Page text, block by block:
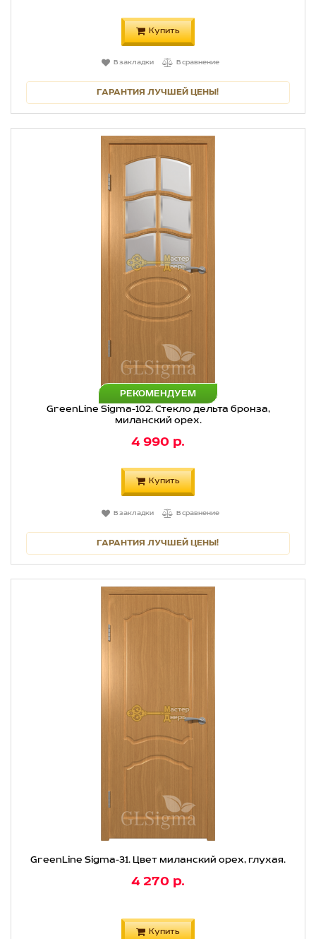
Купить
В закладки В сравнение
ГАРАНТИЯ ЛУЧШЕЙ ЦЕНЫ!
РЕКОМЕНДУЕМ
GreenLine Sigma-102. Стекло дельта бронза,
миланский орех.
4 990 р.
Купить
В закладки В сравнение
ГАРАНТИЯ ЛУЧШЕЙ ЦЕНЫ!
GreenLine Sigma-31. Цвет миланский орех, глухая.
4 270 р.
Купить